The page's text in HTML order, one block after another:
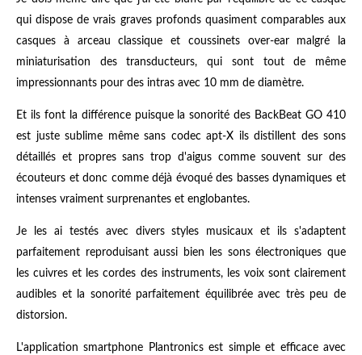
qui dispose de vrais graves profonds quasiment comparables aux
casques à arceau classique et coussinets over-ear malgré la
miniaturisation des transducteurs, qui sont tout de même
impressionnants pour des intras avec 10 mm de diamètre.
Et ils font la différence puisque la sonorité des BackBeat GO 410
est juste sublime même sans codec apt-X ils distillent des sons
détaillés et propres sans trop d'aigus comme souvent sur des
écouteurs et donc comme déjà évoqué des basses dynamiques et
intenses vraiment surprenantes et englobantes.
Je les ai testés avec divers styles musicaux et ils s'adaptent
parfaitement reproduisant aussi bien les sons électroniques que
les cuivres et les cordes des instruments, les voix sont clairement
audibles et la sonorité parfaitement équilibrée avec très peu de
distorsion.
L'application smartphone Plantronics est simple et efficace avec